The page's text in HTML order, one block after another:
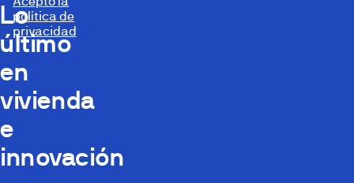
Lo
último
en
vivienda
e
innovación
política de
privacidad